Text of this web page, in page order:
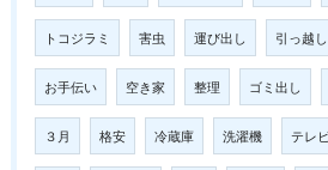
トコジラミ 害虫 運び出し 引っ越し
お手伝い 空き家 整理 ゴミ出し
３月 格安 冷蔵庫 洗濯機 テレ